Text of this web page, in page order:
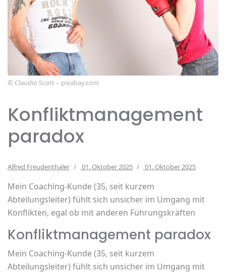
© Claudio Scott – pixabay.com
Konfliktmanagement
paradox
Alfred Freudenthaler 01. Oktober 2025 01. Oktober 2025
Mein Coaching-Kunde (35, seit kurzem
Abteilungsleiter) fühlt sich unsicher im Umgang mit
Konflikten, egal ob mit anderen Führungskräften
Konfliktmanagement paradox
Mein Coaching-Kunde (35, seit kurzem
Abteilungsleiter) fühlt sich unsicher im Umgang mit